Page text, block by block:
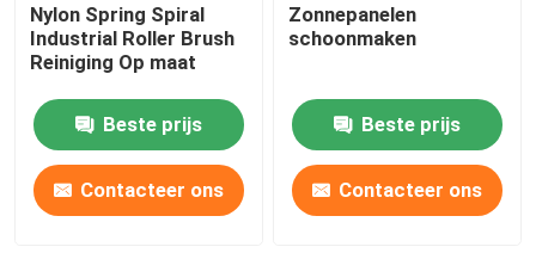
Nylon Spring Spiral
Industrial Roller Brush
Reiniging Op maat
Beste prijs
Contacteer ons
Zonnepanelen
schoonmaken
Beste prijs
Contacteer ons